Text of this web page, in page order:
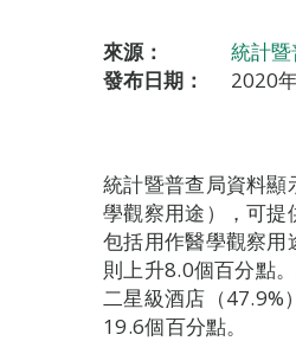
來源：
統計暨
發布日期：
2020
統計暨普查局資料
學觀察用途），可
包括用作醫學觀察用
則上升8.0個百分點
二星級酒店（47.9%
19.6個百分點。